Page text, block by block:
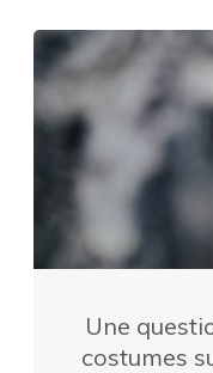
Une
costumes